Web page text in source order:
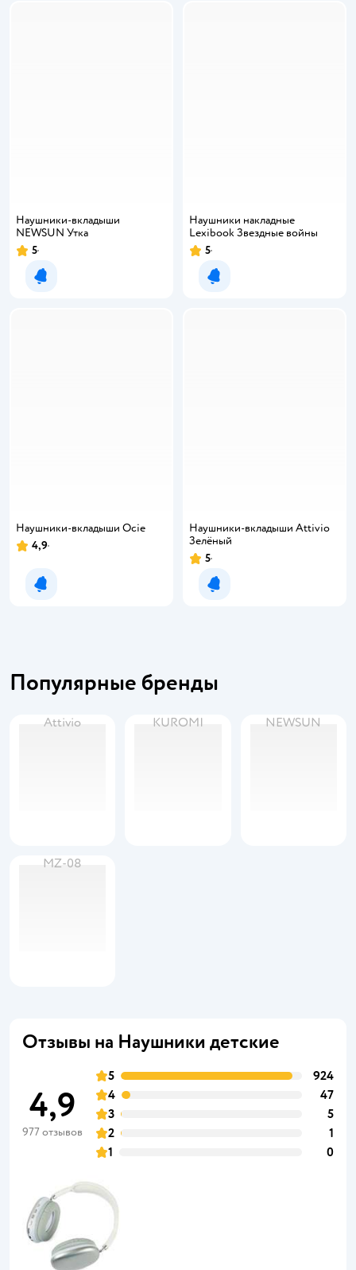
Наушники-вкладыши
NEWSUN Утка
5
Уведомить о появлении
Наушники накладные
Lexibook Звездные войны
5
Уведомить о появлении
Наушники-вкладыши Ocie
4,9
Уведомить о появлении
Наушники-вкладыши Attivio
Зелёный
5
Уведомить о появлении
Популярные бренды
Attivio KUROMI NEWSUN
MZ-08
Отзывы на Наушники детские
4,9
977 отзывов
5
924
4
47
3
5
2
1
1
0